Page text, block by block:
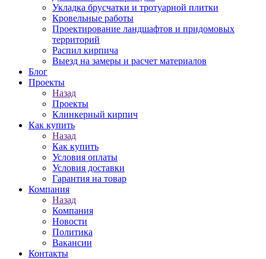
Укладка брусчатки и тротуарной плитки
Кровельные работы
Проектирование ландшафтов и придомовых
территорий
Распил кирпича
Выезд на замеры и расчет материалов
Блог
Проекты
Назад
Проекты
Клинкерный кирпич
Как купить
Назад
Как купить
Условия оплаты
Условия доставки
Гарантия на товар
Компания
Назад
Компания
Новости
Политика
Вакансии
Контакты